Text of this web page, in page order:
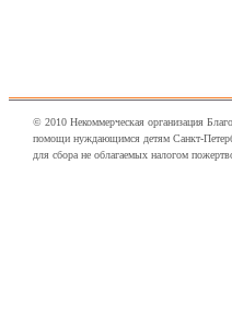
© 2010 Некоммерческая организация
помощи нуждающимся детям Санкт-
для сбора не облагаемых налогом